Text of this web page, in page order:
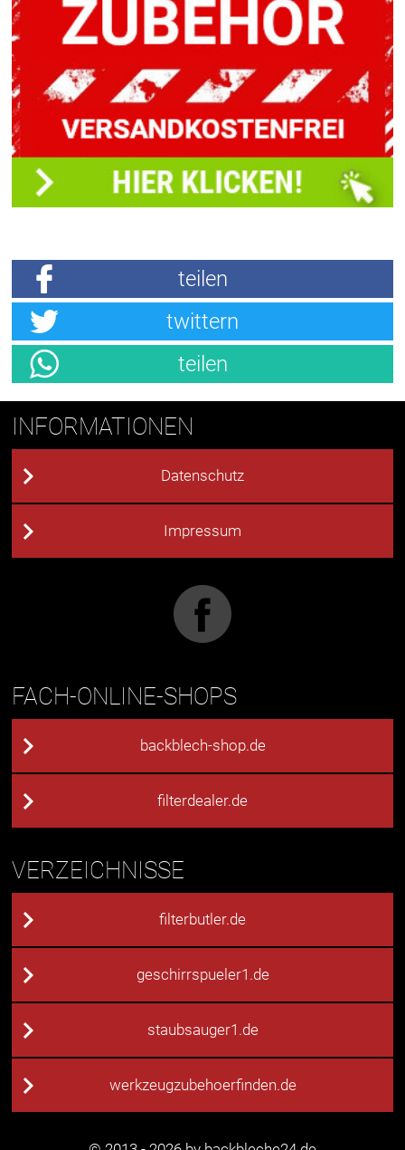
teilen
twittern
teilen
INFORMATIONEN
Datenschutz
Impressum
FACH-ONLINE-SHOPS
backblech-shop.de
filterdealer.de
VERZEICHNISSE
filterbutler.de
geschirrspueler1.de
staubsauger1.de
werkzeugzubehoerfinden.de